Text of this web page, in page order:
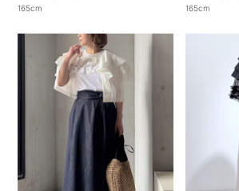
165cm
165cm